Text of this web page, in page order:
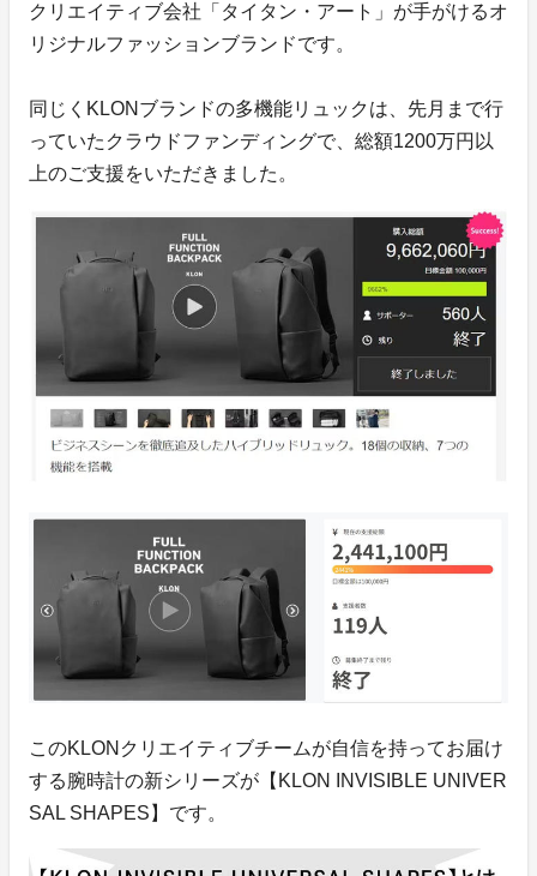
クリエイティブ会社「タイタン・アート」が手がけるオ
リジナルファッションブランドです。
同じくKLONブランドの多機能リュックは、先月まで行
っていたクラウドファンディングで、総額1200万円以
上のご支援をいただきました。
このKLONクリエイティブチームが自信を持ってお届け
する腕時計の新シリーズが【KLON INVISIBLE UNIVER
SAL SHAPES】です。